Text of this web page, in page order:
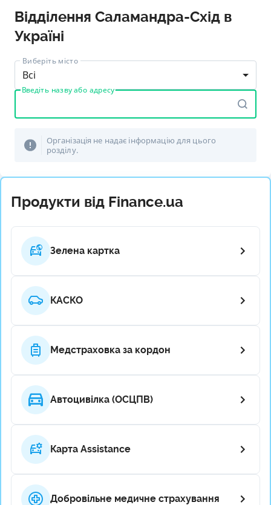
Відділення Саламандра-Схід в
Україні
Виберіть місто
Всі
Введіть назву або адресу
Організація не надає інформацію для цього
розділу.
Продукти від Finance.ua
Зелена картка
КАСКО
Медстраховка за кордон
Автоцивілка (ОСЦПВ)
Карта Assistance
Добровільне медичне страхування